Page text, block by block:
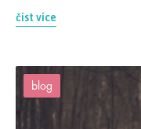
číst více
blog